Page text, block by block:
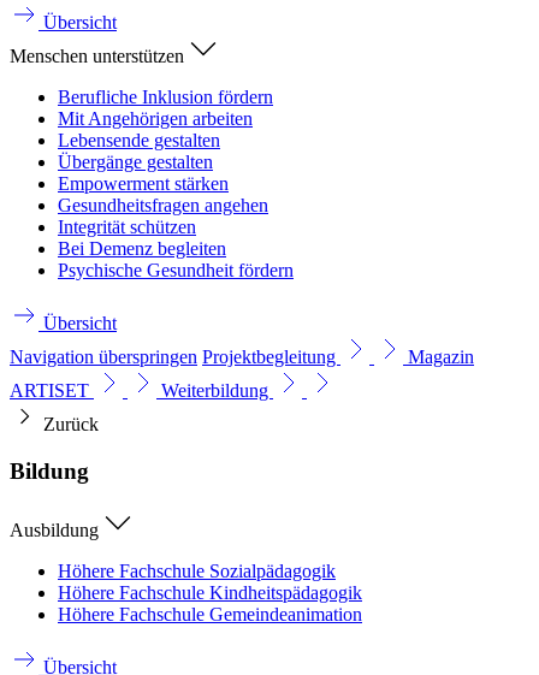
Übersicht
Menschen unterstützen
Berufliche Inklusion fördern
Mit Angehörigen arbeiten
Lebensende gestalten
Übergänge gestalten
Empowerment stärken
Gesundheitsfragen angehen
Integrität schützen
Bei Demenz begleiten
Psychische Gesundheit fördern
Übersicht
Navigation überspringen Projektbegleitung
Magazin
ARTISET
Weiterbildung
Zurück
Bildung
Ausbildung
Höhere Fachschule Sozialpädagogik
Höhere Fachschule Kindheitspädagogik
Höhere Fachschule Gemeindeanimation
Übersicht